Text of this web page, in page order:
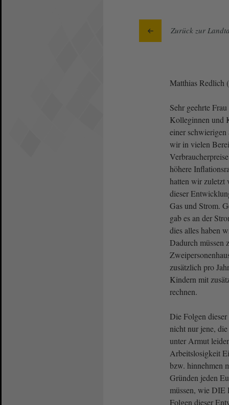
Zurück zur
Matthias Redlich
Sehr geehrte
Kolleginnen und
einer
wir in vielen
höhere
hatten wir zuletzt
dieser
Gas und Strom.
gab es an der
dies alles haben
Dadurch müssen
zusätzlich pro
Kindern mit
rechnen.
Die Folgen
nicht nur jene,
unter Armut
Arbeitslosigkeit
bzw. hinnehmen
Gründen jeden
müssen, wie
Folgen dieser